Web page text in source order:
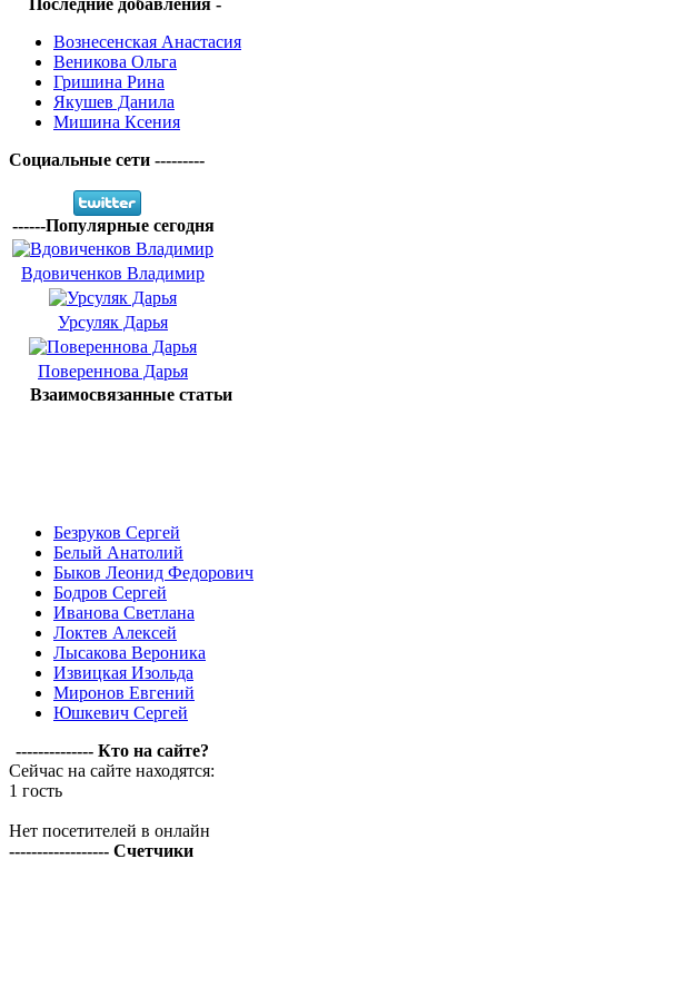
Последние добавления -
Вознесенская Анастасия
Веникова Ольга
Гришина Рина
Якушев Данила
Мишина Ксения
Социальные сети ---------
------Популярные сегодня
Вдовиченков Владимир
Урсуляк Дарья
Повереннова Дарья
Взаимосвязанные статьи
Безруков Сергей
Белый Анатолий
Быков Леонид Федорович
Бодров Сергей
Иванова Светлана
Локтев Алексей
Лысакова Вероника
Извицкая Изольда
Миронов Евгений
Юшкевич Сергей
-------------- Кто на сайте?
Сейчас на сайте находятся:
1 гость
Нет посетителей в онлайн
------------------ Счетчики